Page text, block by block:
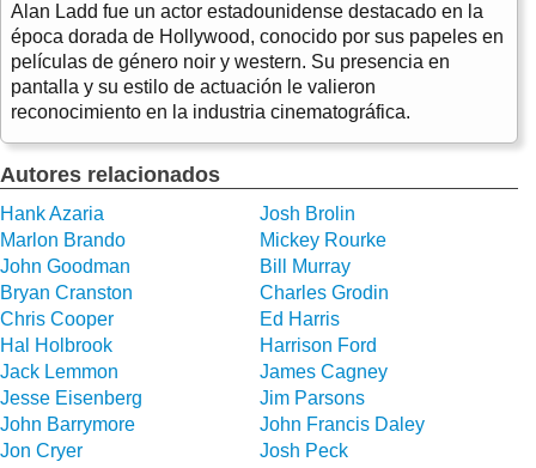
Alan Ladd fue un actor estadounidense destacado en la
época dorada de Hollywood, conocido por sus papeles en
películas de género noir y western. Su presencia en
pantalla y su estilo de actuación le valieron
reconocimiento en la industria cinematográfica.
Autores relacionados
Hank Azaria
Josh Brolin
Marlon Brando
Mickey Rourke
John Goodman
Bill Murray
Bryan Cranston
Charles Grodin
Chris Cooper
Ed Harris
Hal Holbrook
Harrison Ford
Jack Lemmon
James Cagney
Jesse Eisenberg
Jim Parsons
John Barrymore
John Francis Daley
Jon Cryer
Josh Peck